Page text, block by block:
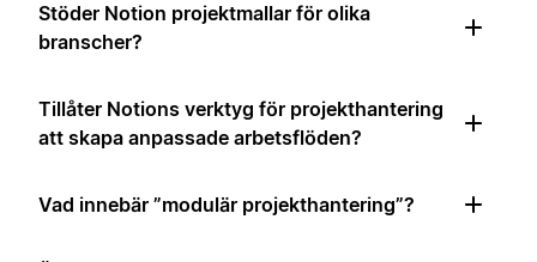
Stöder Notion projektmallar för olika
branscher?
Tillåter Notions verktyg för projekthantering
att skapa anpassade arbetsflöden?
Vad innebär ”modulär projekthantering”?